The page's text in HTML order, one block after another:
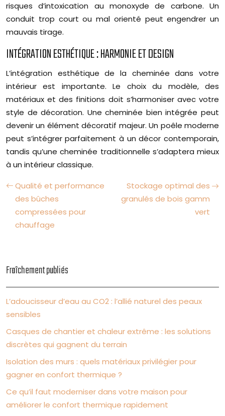
risques d’intoxication au monoxyde de carbone. Un
conduit trop court ou mal orienté peut engendrer un
mauvais tirage.
INTÉGRATION ESTHÉTIQUE : HARMONIE ET DESIGN
L’intégration esthétique de la cheminée dans votre
intérieur est importante. Le choix du modèle, des
matériaux et des finitions doit s’harmoniser avec votre
style de décoration. Une cheminée bien intégrée peut
devenir un élément décoratif majeur. Un poêle moderne
peut s’intégrer parfaitement à un décor contemporain,
tandis qu’une cheminée traditionnelle s’adaptera mieux
à un intérieur classique.
Qualité et performance
des bûches
compressées pour
chauffage
Stockage optimal des
granulés de bois gamm
vert
Fraîchement publiés
L’adoucisseur d’eau au CO2 : l’allié naturel des peaux
sensibles
Casques de chantier et chaleur extrême : les solutions
discrètes qui gagnent du terrain
Isolation des murs : quels matériaux privilégier pour
gagner en confort thermique ?
Ce qu’il faut moderniser dans votre maison pour
améliorer le confort thermique rapidement